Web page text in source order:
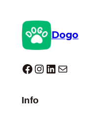
Dogo
Dogo facebook InstagramLinkedIn Correo electrónico
Info